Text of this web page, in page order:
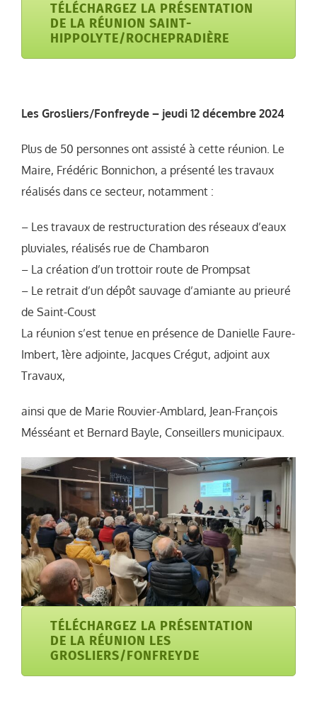
TÉLÉCHARGEZ LA PRÉSENTATION
DE LA RÉUNION SAINT-
HIPPOLYTE/ROCHEPRADIÈRE
Les Grosliers/Fonfreyde – jeudi 12 décembre 2024
Plus de 50 personnes ont assisté à cette réunion. Le
Maire, Frédéric Bonnichon, a présenté les travaux
réalisés dans ce secteur, notamment :
– Les travaux de restructuration des réseaux d’eaux
pluviales, réalisés rue de Chambaron
– La création d’un trottoir route de Prompsat
– Le retrait d’un dépôt sauvage d’amiante au prieuré
de Saint-Coust
La réunion s’est tenue en présence de Danielle Faure-
Imbert, 1ère adjointe, Jacques Crégut, adjoint aux
Travaux,
ainsi que de Marie Rouvier-Amblard, Jean-François
Mésséant et Bernard Bayle, Conseillers municipaux.
TÉLÉCHARGEZ LA PRÉSENTATION
DE LA RÉUNION LES
GROSLIERS/FONFREYDE